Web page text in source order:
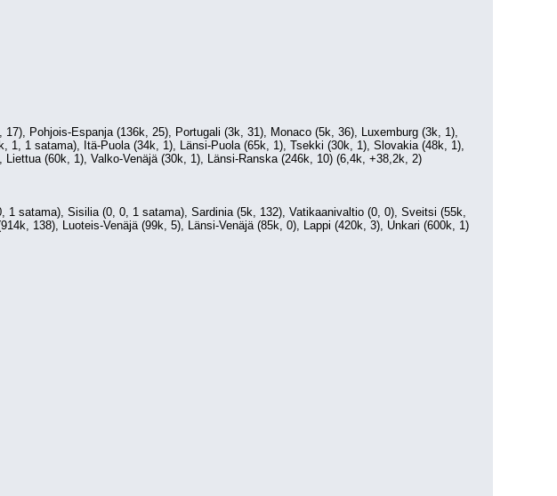
Pohjois-Espanja (136k, 25), Portugali (3k, 31), Monaco (5k, 36), Luxemburg (3k, 1),
1, 1 satama), Itä-Puola (34k, 1), Länsi-Puola (65k, 1), Tsekki (30k, 1), Slovakia (48k, 1),
(60k, 1), Valko-Venäjä (30k, 1), Länsi-Ranska (246k, 10) (6,4k, +38,2k, 2)
satama), Sisilia (0, 0, 1 satama), Sardinia (5k, 132), Vatikaanivaltio (0, 0), Sveitsi (55k,
138), Luoteis-Venäjä (99k, 5), Länsi-Venäjä (85k, 0), Lappi (420k, 3), Unkari (600k, 1)